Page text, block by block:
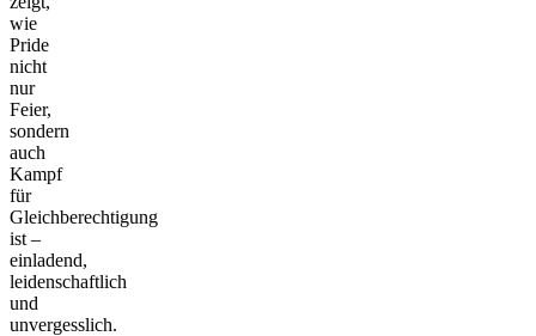
wie
Pride
nicht
nur
Feier,
sondern
auch
Kampf
für
Gleichberechtigung
ist –
einladend,
leidenschaftlich
und
unvergesslich.